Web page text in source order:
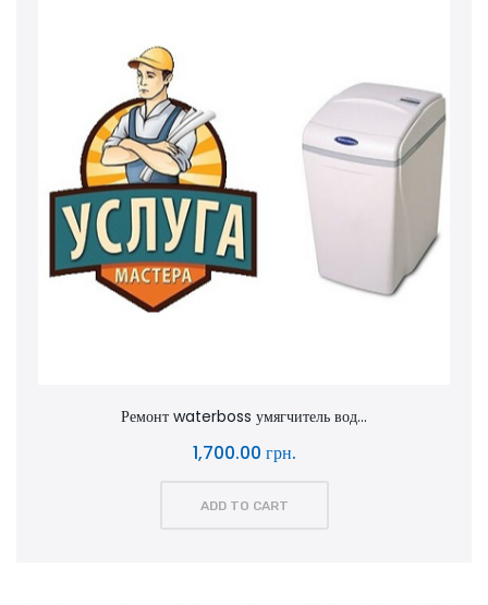
Ремонт waterboss умягчитель вод...
1,700.00 грн.
ADD TO CART